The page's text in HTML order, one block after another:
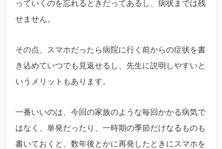
っていくのを忘れるときだってあるし、病状までは残
せません。
その点、スマホだったら病院に行く前からの症状を書
き込めていつでも見返せるし、先生に説明しやすいと
いうメリットもあります。
一番いいのは、今回の家族のような毎回かかる病気で
はなく、単発だったり、一時期の季節だけなるものも
書いておくと、数年後とかに再発したときにスマホを